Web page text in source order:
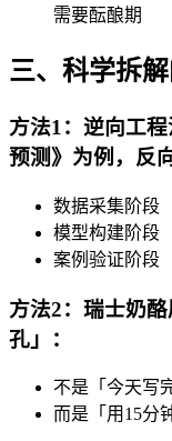
需要酝酿期
三、科学拆
方法1：逆向工
预测》为例，反
数据采集阶段
模型构建阶段
案例验证阶段
方法2：瑞士奶
孔」：
不是「今天写
而是「用15分